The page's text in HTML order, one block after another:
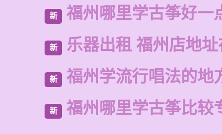
新 福州哪里学古筝好一
新 乐器出租 福州店地
新 福州学流行唱法的地
新 福州哪里学古筝比较